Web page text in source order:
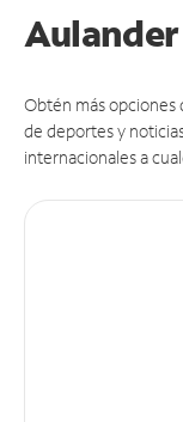
Obtén más opciones
de deportes y
internacionales a